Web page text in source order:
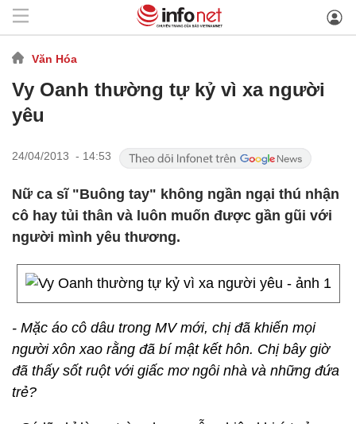
Văn Hóa
Vy Oanh thường tự kỷ vì xa người
yêu
24/04/2013 - 14:53
Nữ ca sĩ "Buông tay" không ngần ngại thú nhận
cô hay tủi thân và luôn muốn được gần gũi với
người mình yêu thương.
- Mặc áo cô dâu trong MV mới, chị đã khiến mọi
người xôn xao rằng đã bí mật kết hôn. Chị bây giờ
đã thấy sốt ruột với giấc mơ ngôi nhà và những đứa
trẻ?